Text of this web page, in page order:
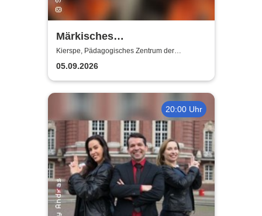
Märkisches
Jugendsinfonieorchester
(MJO) - Junge Klangkraft:
Shalom
Kierspe, Pädagogisches Zentrum der
Gesamtschule Kierspe
05.09.2026
20:00 Uhr